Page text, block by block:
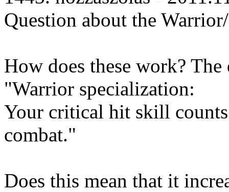
Question about the
How does these work?
"Warrior specialization:
Your critical hit skill
combat."
Does this mean that it